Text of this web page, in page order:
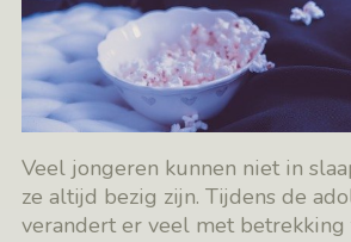
Veel jongeren kunnen niet in
ze altijd bezig zijn. Tijdens de
verandert er veel met betrekking